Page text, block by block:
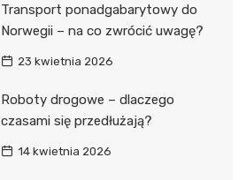
Transport ponadgabarytowy do
Norwegii – na co zwrócić uwagę?
23 kwietnia 2026
Roboty drogowe – dlaczego
czasami się przedłużają?
14 kwietnia 2026